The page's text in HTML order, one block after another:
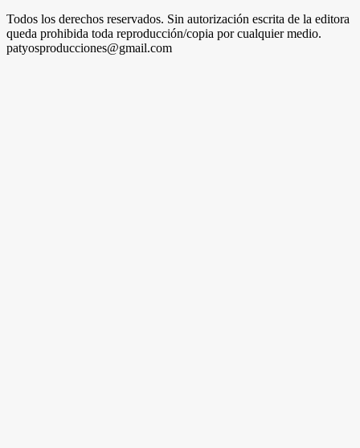
Todos los derechos reservados. Sin autorización escrita de la editora
queda prohibida toda reproducción/copia por cualquier medio.
patyosproducciones@gmail.com